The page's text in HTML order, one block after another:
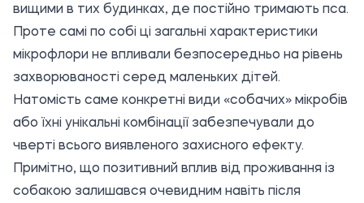
вищими в тих будинках, де постійно тримають пса.
Проте самі по собі ці загальні характеристики
мікрофлори не впливали безпосередньо на рівень
захворюваності серед маленьких дітей.
Натомість саме конкретні види «собачих» мікробів
або їхні унікальні комбінації забезпечували до
чверті всього виявленого захисного ефекту.
Примітно, що позитивний вплив від проживання із
собакою залишався очевидним навіть після